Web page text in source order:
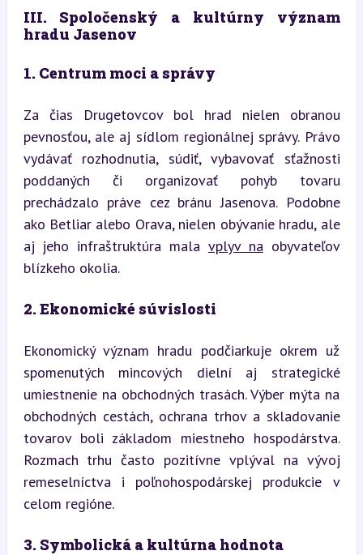
III. Spoločenský a kultúrny význam
hradu Jasenov
1. Centrum moci a správy
Za čias Drugetovcov bol hrad nielen obranou
pevnosťou, ale aj sídlom regionálnej správy. Právo
vydávať rozhodnutia, súdiť, vybavovať sťažnosti
poddaných či organizovať pohyb tovaru
prechádzalo práve cez bránu Jasenova. Podobne
ako Betliar alebo Orava, nielen obývanie hradu, ale
aj jeho infraštruktúra mala vplyv na obyvateľov
blízkeho okolia.
2. Ekonomické súvislosti
Ekonomický význam hradu podčiarkuje okrem už
spomenutých mincových dielní aj strategické
umiestnenie na obchodných trasách. Výber mýta na
obchodných cestách, ochrana trhov a skladovanie
tovarov boli základom miestneho hospodárstva.
Rozmach trhu často pozitívne vplýval na vývoj
remeselníctva i poľnohospodárskej produkcie v
celom regióne.
3. Symbolická a kultúrna hodnota